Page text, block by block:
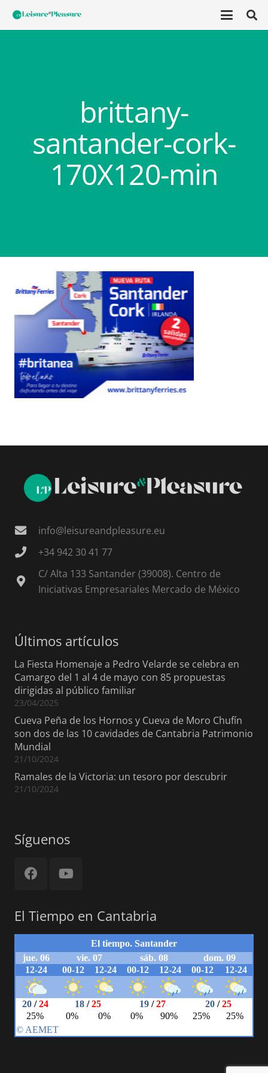
brittany-
santander-cork-
170X120-min
info@leisureandpleasure.eu
+34 942 30 41 77
C/ Alta 133 Santander (39008). Centro de
Iniciativas Empresariales Mercado de México
Últimos artículos
La Fiesta Homenaje a Pedro Velarde se celebra en
Camargo del 1 al 4 de mayo con 85 propuestas
dirigidas al público familiar
23/04/2025
Cueva Peña de los Hornos y Cueva de Moro Chufín
son dos de las 10 cavidades de Cantabria Patrimonio
Mundial
21/10/2024
Ramales de la Victoria: un tesoro por descubrir
21/10/2024
Síguenos
El Tiempo en Cantabria